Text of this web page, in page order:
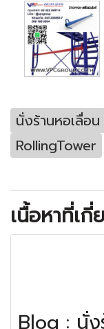
นั่งร้านหอเลื่อน
RollingTower
เนื้อหาที่เกี่
Blog : นั่